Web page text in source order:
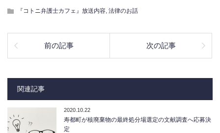
『コトニ弁護士カフェ』放送内容 法律のお話
前の記事 次の記事
関連記事
2020.10.22
寿都町が核廃棄物の最終処分場選定の文献調査へ応募決
定